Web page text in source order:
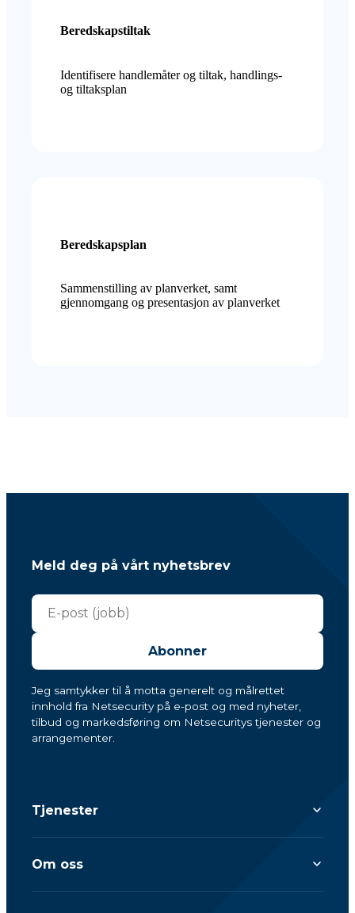
Beredskapstiltak
Identifisere handlemåter og tiltak, handlings-
og tiltaksplan
Beredskapsplan
Sammenstilling av planverket, samt
gjennomgang og presentasjon av planverket
Meld deg på vårt nyhetsbrev
Abonner
Jeg samtykker til å motta generelt og målrettet
innhold fra Netsecurity på e-post og med nyheter,
tilbud og markedsføring om Netsecuritys tjenester og
arrangementer.
Tjenester
Om oss